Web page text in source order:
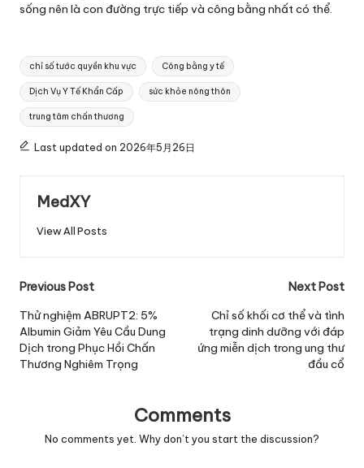
sống nên là con đường trực tiếp và công bằng nhất có thể.
Tags:
chỉ số tước quyền khu vực Công bằng y tế
Dịch Vụ Y Tế Khẩn Cấp sức khỏe nông thôn
trung tâm chấn thương
Last updated on 2026年5月26日
MedXY
View All Posts
Post
navigation
Previous Post
Thử nghiệm ABRUPT2: 5%
Albumin Giảm Yêu Cầu Dung
Dịch trong Phục Hồi Chấn
Thương Nghiêm Trọng
Next Post
Chỉ số khối cơ thể và tình
trạng dinh dưỡng với đáp
ứng miễn dịch trong ung thư
đầu cổ
Comments
No comments yet. Why don’t you start the discussion?